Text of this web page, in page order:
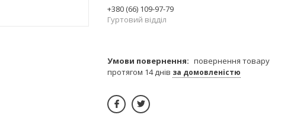
+380 (66) 109-97-79
Гуртовий відділ
повернення товару
протягом 14 днів за домовленістю